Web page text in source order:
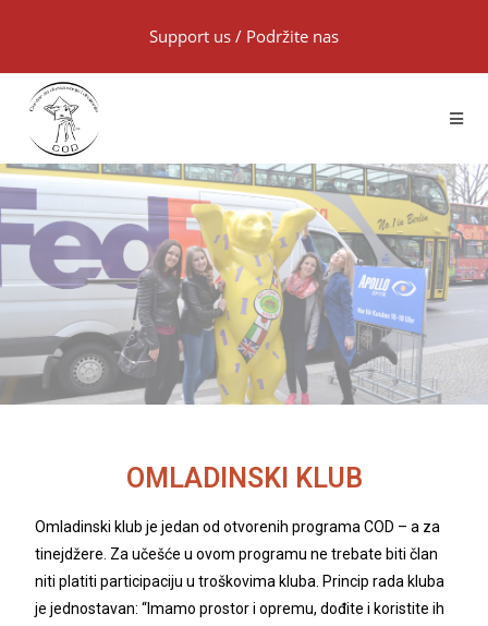
Support us / Podržite nas
OMLADINSKI KLUB
Omladinski klub je jedan od otvorenih programa COD – a za
tinejdžere. Za učešće u ovom programu ne trebate biti član
niti platiti participaciju u troškovima kluba. Princip rada kluba
je jednostavan: “Imamo prostor i opremu, dođite i koristite ih